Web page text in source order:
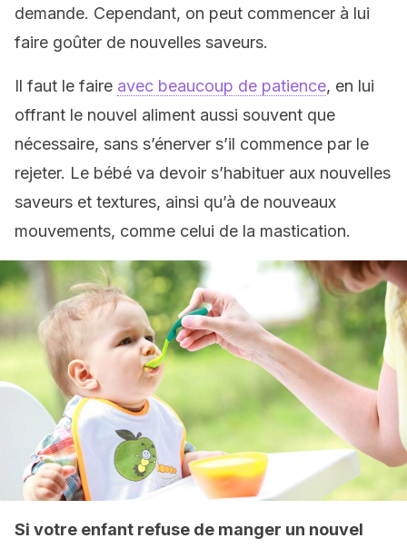
demande. Cependant, on peut commencer à lui
faire goûter de nouvelles saveurs.
Il faut le faire avec beaucoup de patience, en lui
offrant le nouvel aliment aussi souvent que
nécessaire, sans s’énerver s’il commence par le
rejeter. Le bébé va devoir s’habituer aux nouvelles
saveurs et textures, ainsi qu’à de nouveaux
mouvements, comme celui de la mastication.
Si votre enfant refuse de manger un nouvel